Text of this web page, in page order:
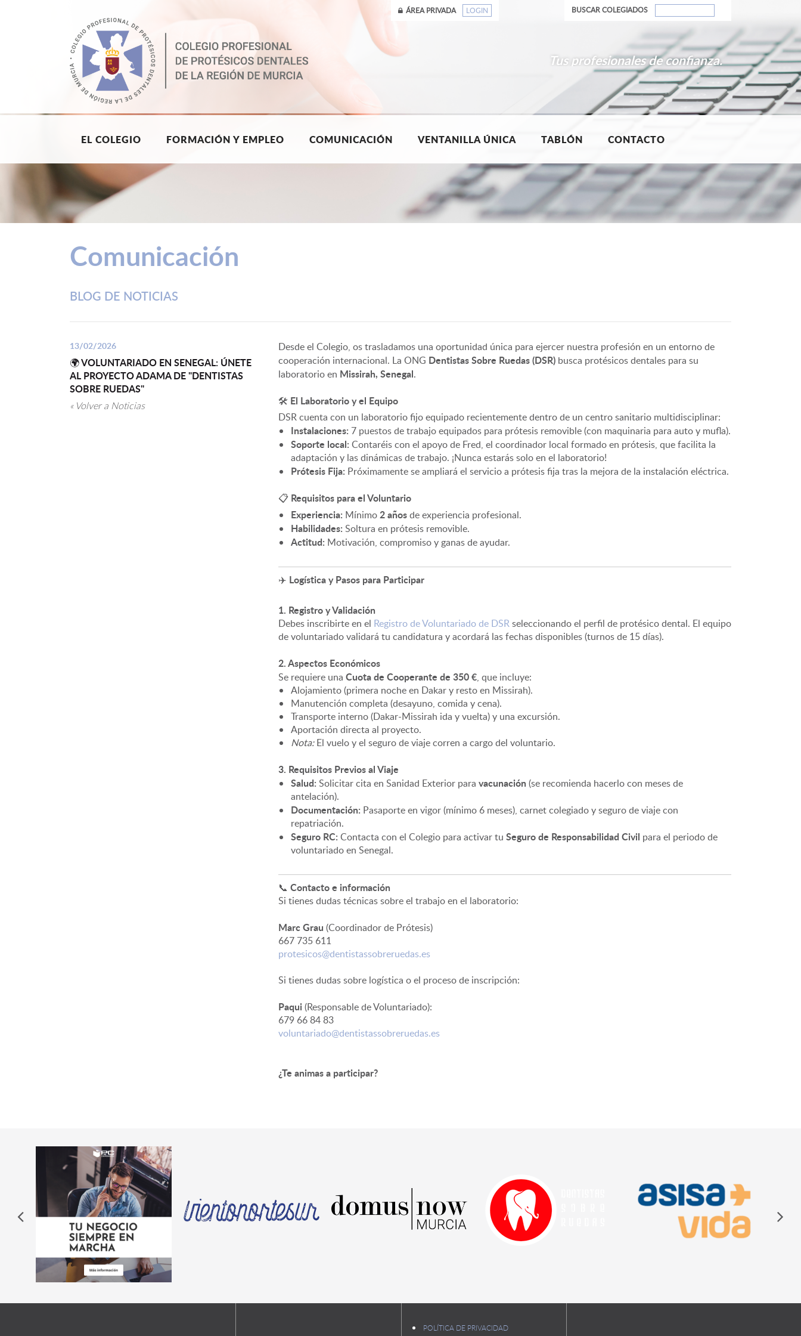
ÁREA PRIVADA LOGIN BUSCAR COLEGIADOS
Tus profesionales de confianza.
EL COLEGIO FORMACIÓN Y EMPLEO COMUNICACIÓN VENTANILLA ÚNICA TABLÓN CONTACTO
Comunicación
BLOG DE NOTICIAS
13/02/2026
🌍 VOLUNTARIADO EN SENEGAL: ÚNETE
AL PROYECTO ADAMA DE "DENTISTAS
SOBRE RUEDAS"
« Volver a Noticias
Desde el Colegio, os trasladamos una oportunidad única para ejercer nuestra profesión en un entorno de
cooperación internacional. La ONG Dentistas Sobre Ruedas (DSR) busca protésicos dentales para su
laboratorio en Missirah, Senegal.
🛠️ El Laboratorio y el Equipo
DSR cuenta con un laboratorio fijo equipado recientemente dentro de un centro sanitario multidisciplinar:
Instalaciones: 7 puestos de trabajo equipados para prótesis removible (con maquinaria para auto y mufla).
Soporte local: Contaréis con el apoyo de Fred, el coordinador local formado en prótesis, que facilita la
adaptación y las dinámicas de trabajo. ¡Nunca estarás solo en el laboratorio!
Prótesis Fija: Próximamente se ampliará el servicio a prótesis fija tras la mejora de la instalación eléctrica.
📋 Requisitos para el Voluntario
Experiencia: Mínimo2 añosde experiencia profesional.
Habilidades: Soltura en prótesis removible.
Actitud: Motivación, compromiso y ganas de ayudar.
✈️ Logística y Pasos para Participar
1. Registro y Validación
Debes inscribirte en el Registro de Voluntariado de DSRseleccionando el perfil de protésico dental. El equipo
de voluntariado validará tu candidatura y acordará las fechas disponibles (turnos de 15 días).
2. Aspectos Económicos
Se requiere una Cuota de Cooperante de 350 €, que incluye:
Alojamiento (primera noche en Dakar y resto en Missirah).
Manutención completa (desayuno, comida y cena).
Transporte interno (Dakar-Missirah ida y vuelta) y una excursión.
Aportación directa al proyecto.
Nota:El vuelo y el seguro de viaje corren a cargo del voluntario.
3. Requisitos Previos al Viaje
Salud: Solicitar cita en Sanidad Exterior para vacunación (se recomienda hacerlo con meses de
antelación).
Documentación: Pasaporte en vigor (mínimo 6 meses), carnet colegiado y seguro de viaje con
repatriación.
Seguro RC: Contacta con el Colegio para activar tu Seguro de Responsabilidad Civil para el periodo de
voluntariado en Senegal.
📞 Contacto e información
Si tienes dudas técnicas sobre el trabajo en el laboratorio:
Marc Grau (Coordinador de Prótesis)
667 735 611
protesicos@dentistassobreruedas.es
Si tienes dudas sobre logística o el proceso de inscripción:
Paqui(Responsable de Voluntariado):
679 66 84 83
voluntariado@dentistassobreruedas.es
¿Te animas a participar?
POLÍTICA DE PRIVACIDAD